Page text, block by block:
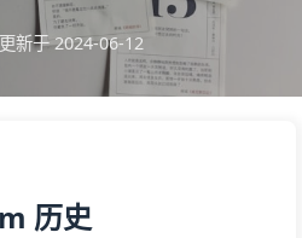
更新于 2024-06-12
历史